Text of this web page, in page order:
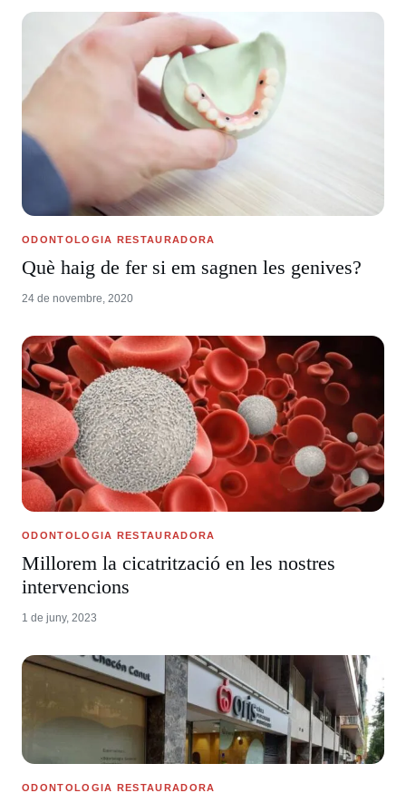
ODONTOLOGIA RESTAURADORA
Què haig de fer si em sagnen les genives?
24 de novembre, 2020
ODONTOLOGIA RESTAURADORA
Millorem la cicatrització en les nostres
intervencions
1 de juny, 2023
ODONTOLOGIA RESTAURADORA